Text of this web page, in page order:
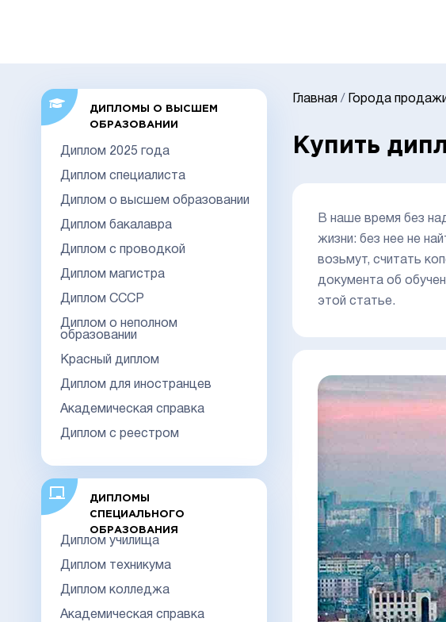
ДИПЛОМЫ О ВЫСШЕМ
ОБРАЗОВАНИИ
Диплом 2025 года
Диплом специалиста
Диплом о высшем образовании
Диплом бакалавра
Диплом с проводкой
Диплом магистра
Диплом СССР
Диплом о неполном
образовании
Красный диплом
Диплом для иностранцев
Академическая справка
Диплом с реестром
ДИПЛОМЫ
СПЕЦИАЛЬНОГО
ОБРАЗОВАНИЯ
Диплом училища
Диплом техникума
Диплом колледжа
Академическая справка
Главная / Города продажи
Купить
В наше время без
жизни: без нее не
возьмут, считать
документа об
этой статье.